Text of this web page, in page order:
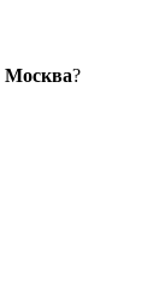
Москва?